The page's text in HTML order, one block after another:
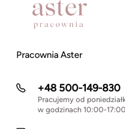
Pracownia Aster
+48 500-149-830
Pracujemy od
w godzinach 10:00-17:00